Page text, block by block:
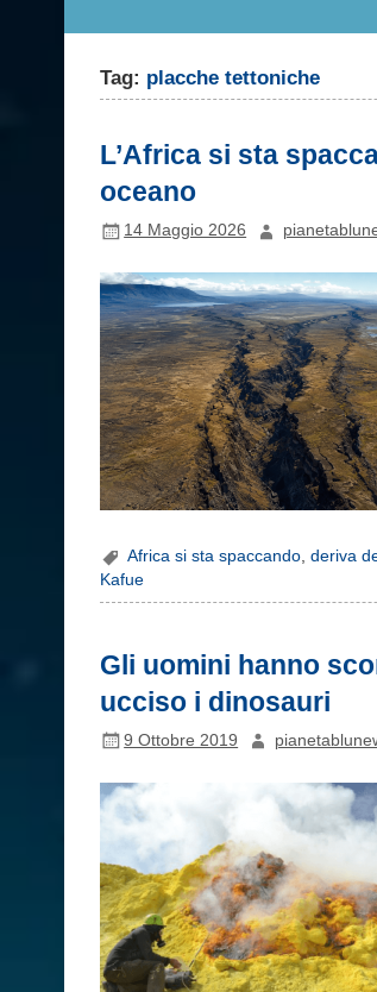
Tag: placche tettoniche
L’Africa si sta
oceano
14 Maggio 2026
Africa si sta spaccando ,deriva
Kafue
Gli uomini hanno
ucciso i dinosauri
9 Ottobre 2019